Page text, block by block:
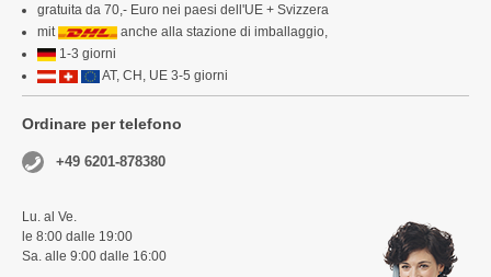
gratuita da 70,- Euro nei paesi dell'UE + Svizzera
mit
anche alla stazione di imballaggio,
1-3 giorni
AT, CH, UE 3-5 giorni
Ordinare per telefono
+49 6201-878380
Lu. al Ve.
le 8:00 dalle 19:00
Sa. alle 9:00 dalle 16:00